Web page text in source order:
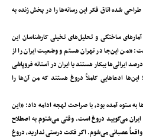
شده اتاق فکر این رسانه‌ها را در پخش زنده به
آمارهای ساختگی و تحلیل‌های تخیلی کارشناسان این
«من این‌جا در تهران هستم و وضعیت ایران را از
نزدیک می‌بینم. منابع شما که ادعا می‌کنید ۴۰ درصد ایرانی‌ها بیکار هستند یا ایران در آستانه فروپاشی
ادعاهایی کاملاً دروغ هستند که من آن‌ها را
به ستوه آمده بود، با صراحت لهجه ادامه داد: «این
ایران می‌گویید دروغ است. وقتی می‌شنوم به اصطلاح
عصبانی می‌شوم. اگر فکت درستی ندارید، دروغ